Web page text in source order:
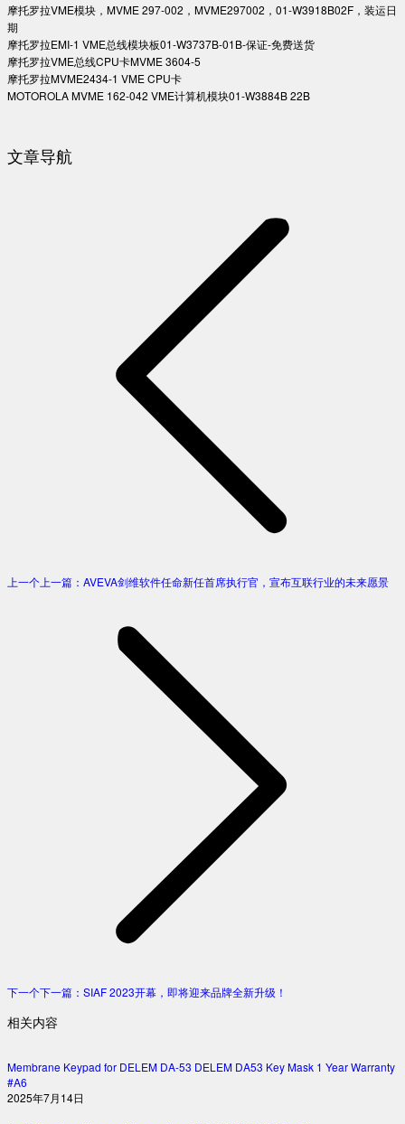
摩托罗拉VME模块，MVME 297-002，MVME297002，01-W3918B02F，装运日
期
摩托罗拉EMI-1 VME总线模块板01-W3737B-01B-保证-免费送货
摩托罗拉VME总线CPU卡MVME 3604-5
摩托罗拉MVME2434-1 VME CPU卡
MOTOROLA MVME 162-042 VME计算机模块01-W3884B 22B
文章导航
上一个 上一篇： AVEVA剑维软件任命新任首席执行官，宣布互联行业的未来愿景
下一个下一篇： SIAF 2023开幕，即将迎来品牌全新升级！
相关内容
Membrane Keypad for DELEM DA-53 DELEM DA53 Key Mask 1 Year Warranty
#A6
2025年7月14日